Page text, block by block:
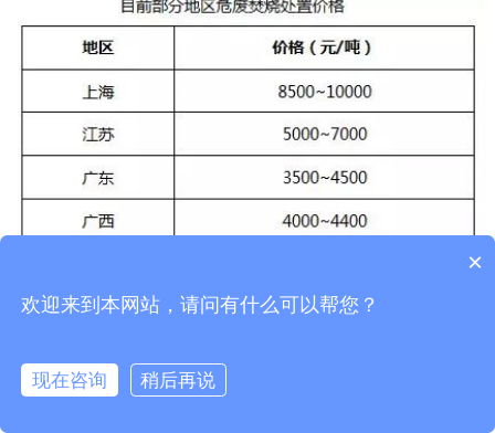
随着国家生态文明建设的步伐，污染防治尤其是危险废物造成的
突出环境问题将备受关注，相关政策的出台以及不断强化的督察将倒
×
欢迎来到本网站，请问有什么可以帮您？
现在咨询 稍后再说